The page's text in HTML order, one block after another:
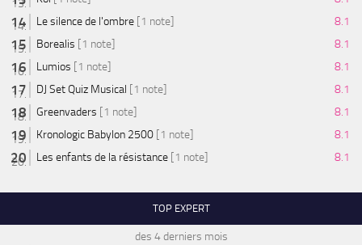
Le silence de l'ombre [1 note]
8.1
Borealis [1 note]
8.1
Lumios [1 note]
8.1
DJ Set Quiz Musical [1 note]
8.1
Greenvaders [1 note]
8.1
Kronologic Babylon 2500 [1 note]
8.1
Les enfants de la résistance [1 note] 8.1
TOP EXPERT
des 4 derniers mois